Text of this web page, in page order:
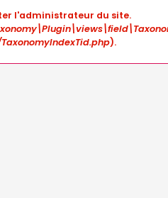
l'administrateur du site.
).